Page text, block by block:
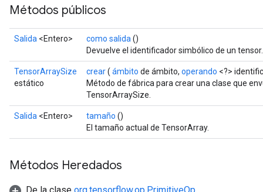
Métodos públicos
Salida <Entero> como salida ()
Devuelve el identificador simbólico de un tensor.
TensorArraySize
estático
crear( ámbito de ámbito, operando <?>
Método de fábrica para crear una clase que
TensorArraySize.
Salida <Entero> tamaño ()
El tamaño actual de TensorArray.
Métodos Heredados